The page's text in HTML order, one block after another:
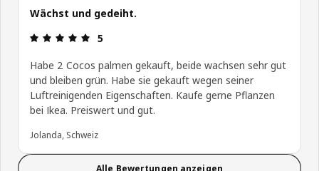
Wächst und gedeiht.
Bewertung: 5 von 5 Sterne
5
Habe 2 Cocos palmen gekauft, beide wachsen sehr gut
und bleiben grün. Habe sie gekauft wegen seiner
Luftreinigenden Eigenschaften. Kaufe gerne Pflanzen
bei Ikea. Preiswert und gut.
Jolanda, Schweiz
Alle Bewertungen anzeigen